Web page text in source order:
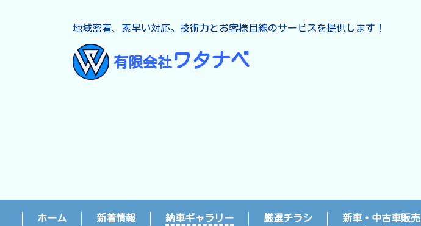
地域密着、素早い対応。技術力とお客様目線のサービスを提供します！
有限会社ワタナベ
ホーム 新着情報 納車ギャラリー 厳選チラシ 新車・中古車販売